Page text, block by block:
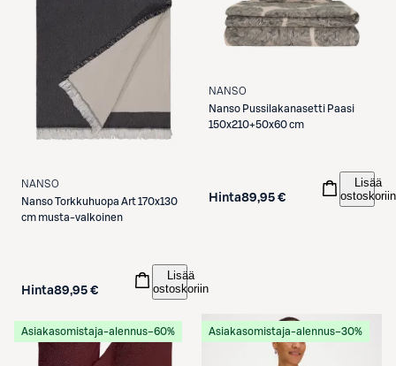
NANSO
NansoTorkkuhuopa Art 170x130
cm musta-valkoinen
Hinta89,95 €
Lisää
ostoskoriin
NANSO
Nanso Pussilakanasetti Paasi
150x210+50x60 cm
Hinta89,95 €
Lisää
ostoskoriin
Asiakasomistaja-alennus−60% Asiakasomistaja-alennus−30%